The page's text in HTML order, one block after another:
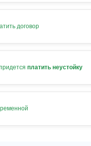
договор
платить неустойку